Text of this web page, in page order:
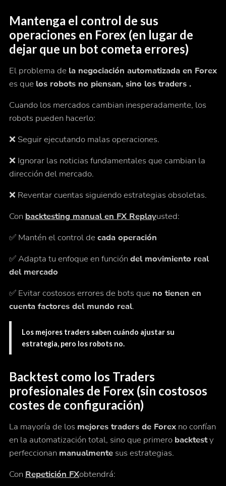
Mantenga el control de sus
operaciones en Forex (en lugar de
dejar que un bot cometa errores)
El problema de la negociación automatizada en Forex
es que los robots no piensan, sino los traders .
Cuando los mercados cambian inesperadamente, los
robots pueden hacerlo:
❌ Seguir ejecutando malas operaciones.
❌ Ignorar las noticias fundamentales que cambian la
dirección del mercado.
❌ Reventar cuentas siguiendo estrategias obsoletas.
Con backtesting manual en FX Replayusted:
✅ Mantén el control de cada operación
✅ Adapta tu enfoque en función del movimiento real
del mercado
✅ Evitar costosos errores de bots que no tienen en
cuenta factores del mundo real.
Los mejores traders saben cuándo ajustar su
estrategia, pero los robots no.
Backtest como los Traders
profesionales de Forex (sin costosos
costes de configuración)
La mayoría de los mejores traders de Forexno confían
en la automatización total, sino que primero backtesty
perfeccionan manualmentesus estrategias.
Con Repetición FXobtendrá: